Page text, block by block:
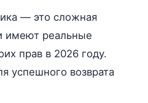
— это сложная
имеют реальные
прав в 2026 году.
успешного возврата